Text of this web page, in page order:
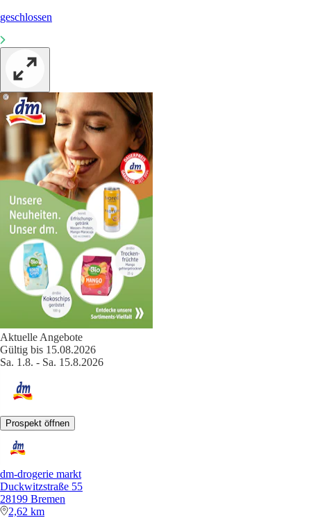
geschlossen
Aktuelle Angebote
Gültig bis 15.08.2026
Sa. 1.8. - Sa. 15.8.2026
Prospekt öffnen
dm-drogerie markt
Duckwitzstraße 55
28199 Bremen
2,62 km